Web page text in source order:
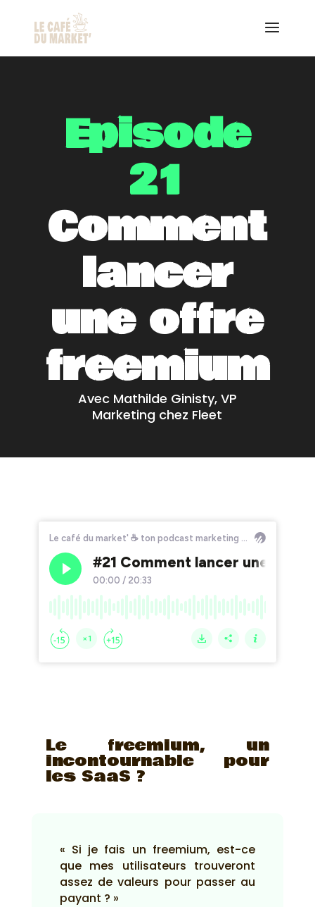
Episode
21
Comment
lancer
une offre
freemium
Avec Mathilde Ginisty, VP
Marketing chez Fleet
Le freemium, un
incontournable pour
les SaaS ?
« Si je fais un freemium, est-ce
que mes utilisateurs trouveront
assez de valeurs pour passer au
payant ? »